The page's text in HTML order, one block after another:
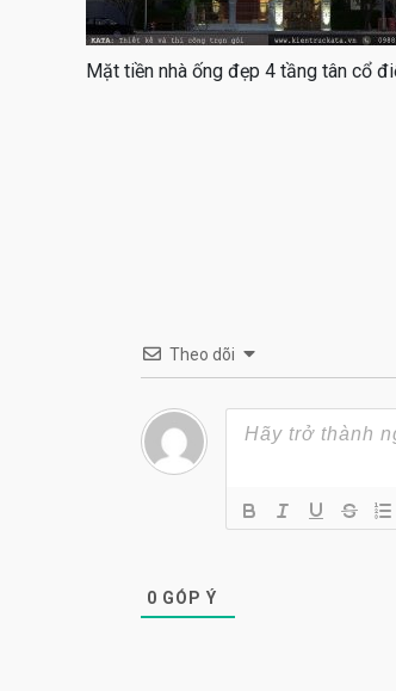
Mặt tiền nhà ống đẹp 4 tầng tân cổ
Theo dõi
0 GÓP Ý